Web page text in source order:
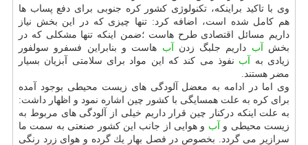
وی با تاكید براینكه، تكنولوژی كشور كره جنوبی برای دفع پساب ها
هم كامل شده است، اضافه كرد: تنها چیزی كه در این بخش نیاز
داریم مسائل اقتصادی طرح هاست ؛ضمن اینكه تنها مشكلی كه در
بخش آب داریم جلبگ زدن آب هاست و بنابراین فسفرو سولفور
زیادی به آب نفوذ می كند كه این مواد برای سلامتی آبزیان بسیار
مضر هستند.
وی اما در ادامه به معضل آلودگی های زیست محیطی بوجود آمده
برای كره به علت همسایگی با كشور چین اشاره نمود و اظهار داشت:
به علت اینكه دركنار چین قرار داریم خیلی از آلودگی های مربوط به
زیست محیطی و آب و هوایی از جانب این كشور صنعتی به سمت ما
سرازیر می گردد. بخصوص در فصل بهار یك گرده و هوای زرد رنگی